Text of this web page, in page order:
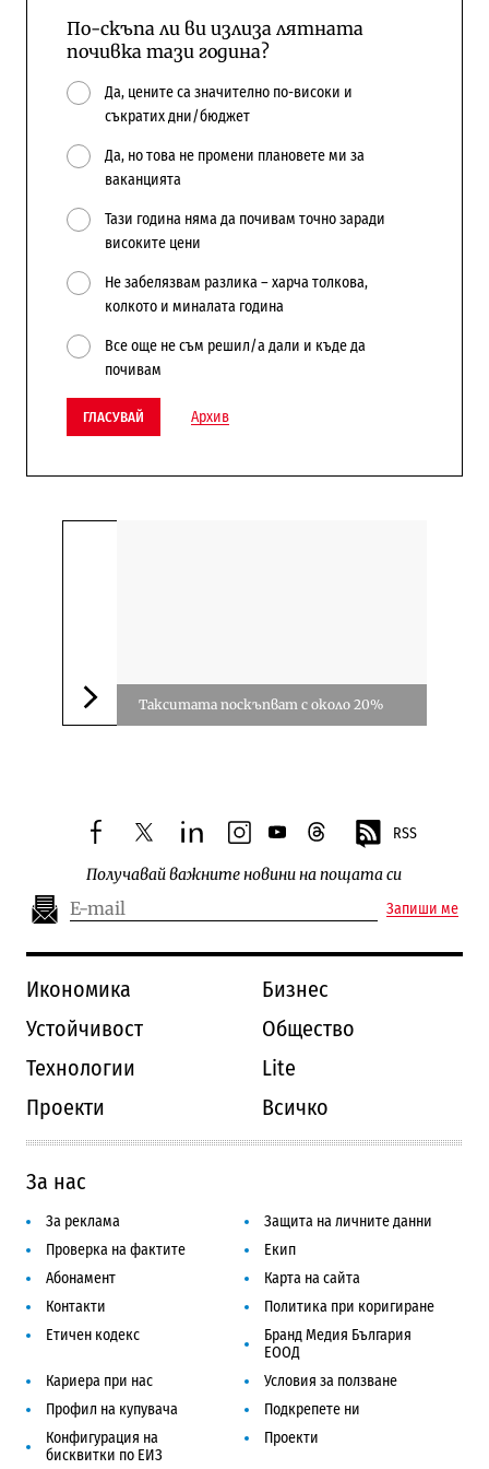
По-скъпа ли ви излиза лятната
почивка тази година?
Да, цените са значително по-високи и
съкратих дни/бюджет
Да, но това не промени плановете ми за
ваканцията
Тази година няма да почивам точно заради
високите цени
Не забелязвам разлика – харча толкова,
колкото и миналата година
Все още не съм решил/а дали и къде да
почивам
ГЛАСУВАЙ Архив
Следваща новина
Такситата поскъпват с около 20%
facebooktwitterlinkedininstagram
youtubethreads RSS
Получавай важните новини на пощата си
Запиши ме
Икономика
Бизнес
Устойчивост
Общество
Технологии
Lite
Проекти
Всичко
За нас
За реклама
Защита на личните данни
Проверка на фактите
Екип
Абонамент
Карта на сайта
Контакти
Политика при коригиране
Етичен кодекс
Бранд Медия България
ЕООД
Кариера при нас
Условия за ползване
Профил на купувача
Подкрепете ни
Конфигурация на
бисквитки по ЕИЗ
Проекти